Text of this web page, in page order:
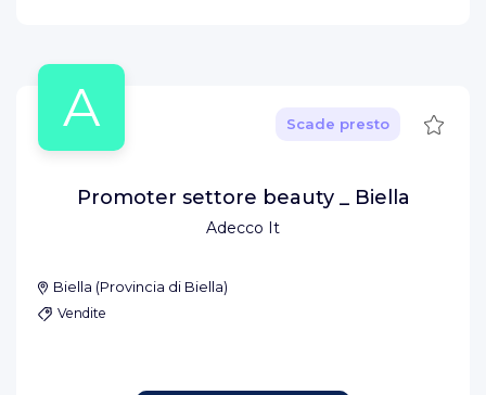
A
Adecco It
Scade presto Salva
Promoter settore beauty _ Biella
Biella (Provincia di Biella)
Vendite